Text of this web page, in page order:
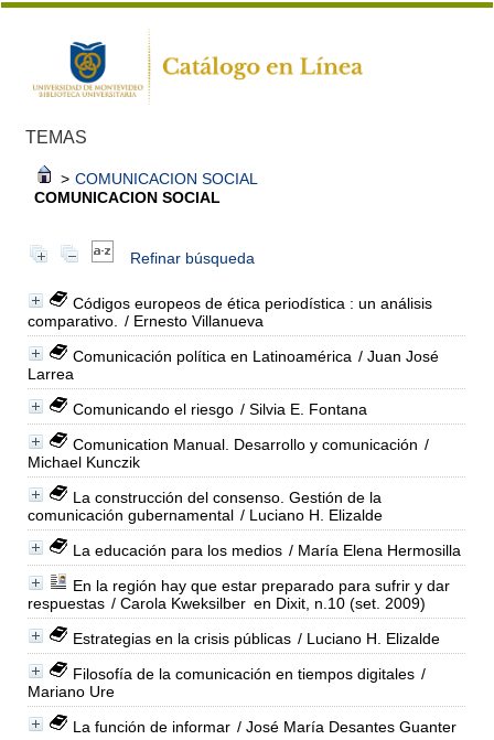
TEMAS
> COMUNICACION SOCIAL
COMUNICACION SOCIAL
Refinar búsqueda
Códigos europeos de ética periodística : un análisis
comparativo.
/ Ernesto Villanueva
Comunicación política en Latinoamérica / Juan José
Larrea
Comunicando el riesgo / Silvia E. Fontana
Comunication Manual. Desarrollo y comunicación /
Michael Kunczik
La construcción del consenso. Gestión de la
comunicación gubernamental / Luciano H. Elizalde
La educación para los medios / María Elena Hermosilla
En la región hay que estar preparado para sufrir y dar
respuestas / Carola Kweksilber en Dixit, n.10 (set. 2009)
Estrategias en la crisis públicas / Luciano H. Elizalde
Filosofía de la comunicación en tiempos digitales /
Mariano Ure
La función de informar / José María Desantes Guanter